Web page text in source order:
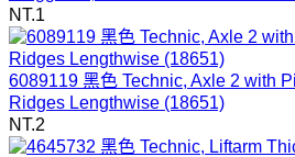
NT.1
6089119 黑色 Technic, Axle 2 with
Ridges Lengthwise (18651)
NT.2